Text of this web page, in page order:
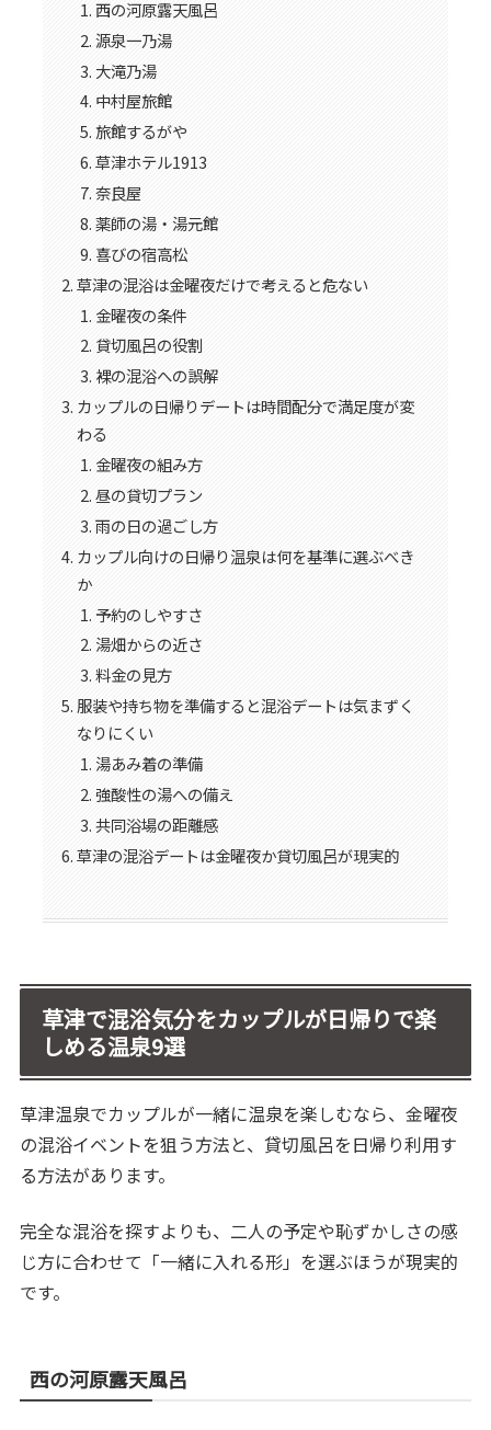
西の河原露天風呂
源泉一乃湯
大滝乃湯
中村屋旅館
旅館するがや
草津ホテル1913
奈良屋
薬師の湯・湯元館
喜びの宿高松
草津の混浴は金曜夜だけで考えると危ない
金曜夜の条件
貸切風呂の役割
裸の混浴への誤解
カップルの日帰りデートは時間配分で満足度が変
わる
金曜夜の組み方
昼の貸切プラン
雨の日の過ごし方
カップル向けの日帰り温泉は何を基準に選ぶべき
か
予約のしやすさ
湯畑からの近さ
料金の見方
服装や持ち物を準備すると混浴デートは気まずく
なりにくい
湯あみ着の準備
強酸性の湯への備え
共同浴場の距離感
草津の混浴デートは金曜夜か貸切風呂が現実的
草津で混浴気分をカップルが日帰りで楽
しめる温泉9選
草津温泉でカップルが一緒に温泉を楽しむなら、金曜夜
の混浴イベントを狙う方法と、貸切風呂を日帰り利用す
る方法があります。
完全な混浴を探すよりも、二人の予定や恥ずかしさの感
じ方に合わせて「一緒に入れる形」を選ぶほうが現実的
です。
西の河原露天風呂